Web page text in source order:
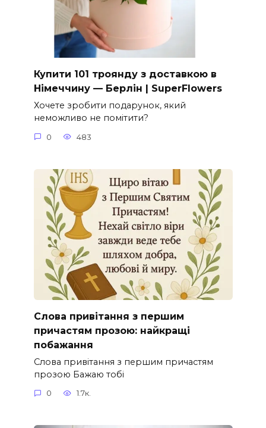
Купити 101 троянду з доставкою в
Німеччину — Берлін | SuperFlowers
Хочете зробити подарунок, який
неможливо не помітити?
0 483
Слова привітання з першим
причастям прозою: найкращі
побажання
Слова привітання з першим причастям
прозою Бажаю тобі
0 1.7к.